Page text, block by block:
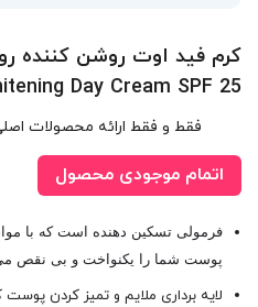
Day Cream SPF 25
فقط و فقط ارائه محصولات
اتمام موجودی محصول
فرمولی تسکین دهنده است که با
پوست شما را یکنواخت و بی نقص
لایه برداری ملایم و تمیز کردن